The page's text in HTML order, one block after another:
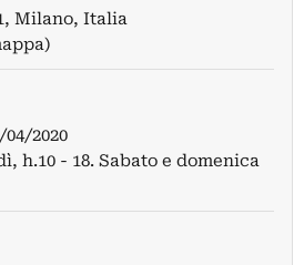
Milano, Italia
04/2020
h.10 - 18. Sabato e domenica